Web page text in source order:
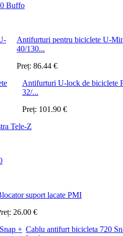
Buffo
Antifurturi pentru biciclete U-
40/130...
Preț: 86.44 €
Antifurturi U-lock de biciclete
32/...
Preț: 101.90 €
Tele-Z
suport lacate PMI
26.00 €
Cablu antifurt bicicleta 720